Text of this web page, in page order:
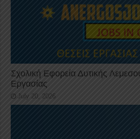
Σχολική Εφορεία Δυτικής
Εργασίας
July 20, 2026